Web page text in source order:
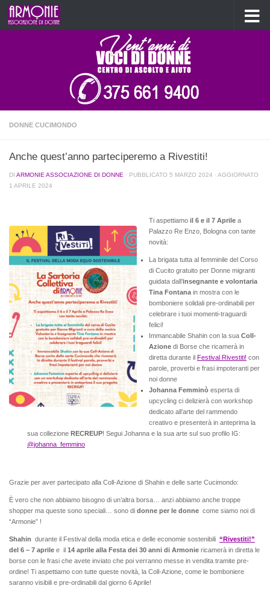
Salta al contenuto
DONNE CUCIMONDO
Anche quest’anno parteciperemo a Rivestiti!
DI ARMONIE ASSOCIAZIONE DI DONNE · PUBBLICATO 5 MARZO 2024 · AGGIORNATO
1 APRILE 2024
Ti aspettiamo il 6 e il 7 Aprile a
Palazzo Re Enzo, Bologna con tante
novità:
La brigata tutta al femminile del Corso
di Cucito gratuito per Donne migranti
guidata dall’insegnante e volontaria
Tina Fontana in mostra con le
bomboniere solidali pre-ordinabili per
celebrare i tuoi momenti-traguardi
felici!
Immancabile Shahin con la sua Coll-
Azione di Borse che ricamerà in
diretta durante il Festival Rivestiti! con
parole, proverbi e frasi impoteranti per
noi donne
Johanna Femminò esperta di
upcycling ci delizierà con workshop
dedicato all’arte del rammendo
creativo e presenterà in anteprima la
sua collezione RECREUP! Segui Johanna e la sua arte sul suo profilo IG:
@johanna_femmino
Grazie per aver partecipato alla Coll-Azione di Shahin e delle sarte Cucimondo:
È vero che non abbiamo bisogno di un’altra borsa… anzi abbiamo anche troppe
shopper ma queste sono speciali… sono di donne per le donne come siamo noi di
“Armonie” !
Shahin durante il Festival della moda etica e delle economie sostenibili “Rivestiti!”
del 6 – 7 aprile e il 14 aprile alla Festa dei 30 anni di Armonie ricamerà in diretta le
borse con le frasi che avete inviato che poi verranno messe in vendita tramite pre-
ordine! Ti aspettiamo con tutte queste novità, la Coll-Azione, come le bomboniere
saranno visibili e pre-ordinabili dal giorno 6 Aprile!